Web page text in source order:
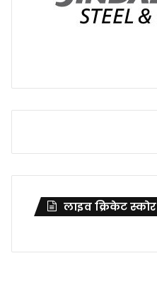
लाइव क्रिकेट स्कोर